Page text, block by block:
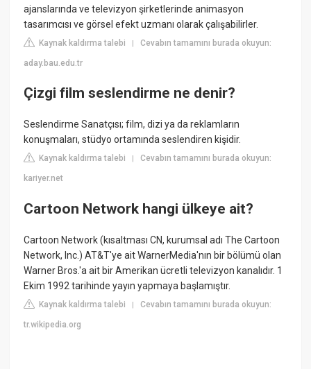
ajanslarında ve televizyon şirketlerinde animasyon
tasarımcısı ve görsel efekt uzmanı olarak çalışabilirler.
Kaynak kaldırma talebi |Cevabın tamamını burada okuyun:
aday.bau.edu.tr
Çizgi film seslendirme ne denir?
Seslendirme Sanatçısı; film, dizi ya da reklamların
konuşmaları, stüdyo ortamında seslendiren kişidir.
Kaynak kaldırma talebi |Cevabın tamamını burada okuyun:
kariyer.net
Cartoon Network hangi ülkeye ait?
Cartoon Network (kısaltması CN, kurumsal adı The Cartoon
Network, Inc.) AT&T'ye ait WarnerMedia'nın bir bölümü olan
Warner Bros.'a ait bir Amerikan ücretli televizyon kanalıdır. 1
Ekim 1992 tarihinde yayın yapmaya başlamıştır.
Kaynak kaldırma talebi |Cevabın tamamını burada okuyun:
tr.wikipedia.org